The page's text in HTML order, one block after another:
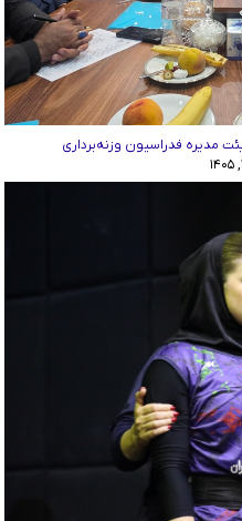
فدراسیون وزنه‌برداری